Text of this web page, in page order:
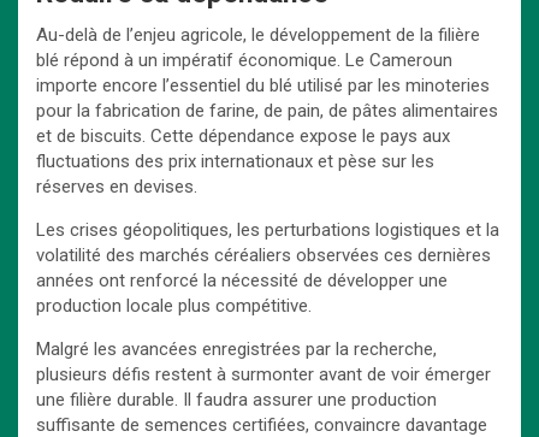
Au-delà de l’enjeu agricole, le développement de la filière
blé répond à un impératif économique. Le Cameroun
importe encore l’essentiel du blé utilisé par les minoteries
pour la fabrication de farine, de pain, de pâtes alimentaires
et de biscuits. Cette dépendance expose le pays aux
fluctuations des prix internationaux et pèse sur les
réserves en devises.
Les crises géopolitiques, les perturbations logistiques et la
volatilité des marchés céréaliers observées ces dernières
années ont renforcé la nécessité de développer une
production locale plus compétitive.
Malgré les avancées enregistrées par la recherche,
plusieurs défis restent à surmonter avant de voir émerger
une filière durable. Il faudra assurer une production
suffisante de semences certifiées, convaincre davantage